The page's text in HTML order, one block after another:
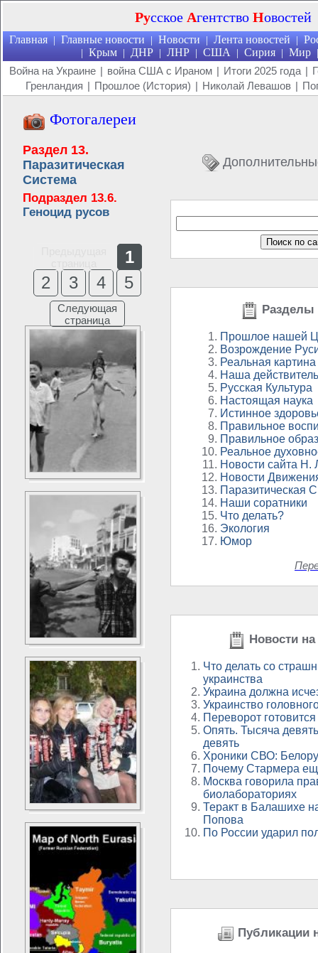
Русское Агентство Новостей
Главная | Главные новости | Новости | Лента новостей |
| Крым | ДНР | ЛНР | США | Сирия | Мир |
Война на Украине | война США с Ираном | Итоги 2025 года |
Гренландия | Прошлое (История) | Николай Левашов |
Фотогалереи
Раздел 13.
Паразитическая
Система
Подраздел 13.6.
Геноцид русов
1
2
3 4 5
Следующая
страница
Разделы
Прошлое нашей
Возрождение
Реальная
Наша
Русская Культура
Настоящая наука
Истинное
Правильное
Правильное
Реальное
Новости сайта
Новости
Паразитическая
Наши соратники
Что делать?
Экология
Юмор
Новости
Что делать со
украинства
Украина должна
Украинство
Переворот
Опять. Тысяча
девять
Хроники СВО:
Почему Стармера
Москва говорила
биолабораториях
Теракт в Балашихе
Попова
По России ударил
Публикации